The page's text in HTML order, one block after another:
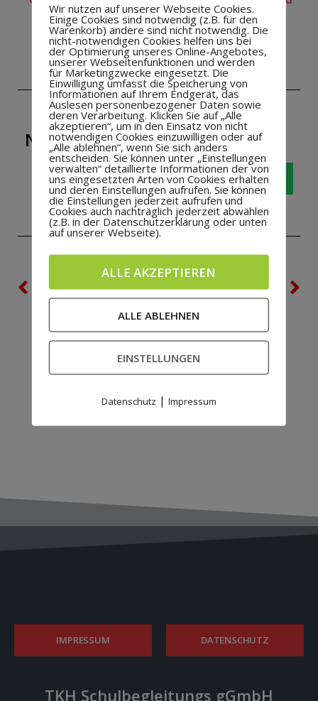
NEUIGKEIT WEITERSAGEN!
Die aktuelle Damenvölkerballmannschaft 2015
IMPRESSUM DATENSCHUTZ
TKH Schulbegleitungs gGmbH
Wir nutzen auf unserer Webseite Cookies.
Einige Cookies sind notwendig (z.B. für den
Warenkorb) andere sind nicht notwendig. Die
nicht-notwendigen Cookies helfen uns bei
der Optimierung unseres Online-Angebotes,
unserer Webseitenfunktionen und werden
für Marketingzwecke eingesetzt. Die
Einwilligung umfasst die Speicherung von
Informationen auf Ihrem Endgerät, das
Auslesen personenbezogener Daten sowie
deren Verarbeitung. Klicken Sie auf „Alle
akzeptieren“, um in den Einsatz von nicht
notwendigen Cookies einzuwilligen oder auf
„Alle ablehnen“, wenn Sie sich anders
entscheiden. Sie können unter „Einstellungen
verwalten“ detaillierte Informationen der von
uns eingesetzten Arten von Cookies erhalten
und deren Einstellungen aufrufen. Sie können
die Einstellungen jederzeit aufrufen und
Cookies auch nachträglich jederzeit abwählen
(z.B. in der Datenschutzerklärung oder unten
auf unserer Webseite).
ALLE AKZEPTIEREN
ALLE ABLEHNEN
EINSTELLUNGEN
Datenschutz | Impressum